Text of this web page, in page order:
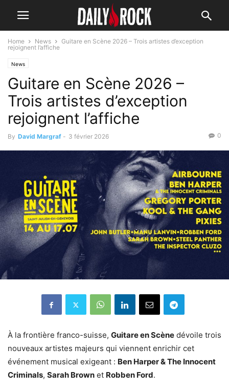
Home News
Guitare en Scène 2026 – Trois artistes d’exception
rejoignent l’affiche
News
Guitare en Scène 2026 –
Trois artistes d’exception
rejoignent l’affiche
By David Margraf - 3 février 2026 0
À la frontière franco-suisse, Guitare en Scène dévoile trois
nouveaux artistes majeurs qui viennent enrichir cet
événement musical exigeant : Ben Harper & The Innocent
Criminals, Sarah Brown et Robben Ford.